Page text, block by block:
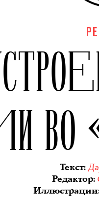
ВО
Текст:
Редактор:
Иллюстрации